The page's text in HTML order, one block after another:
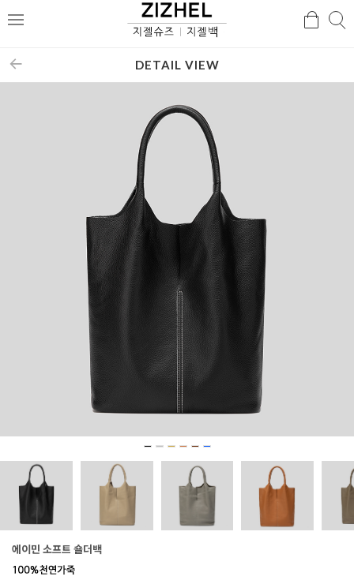
메
검
DETAIL VIEW
에이민 소프트 숄더백